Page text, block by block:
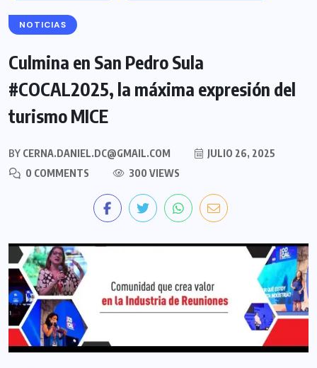
NOTICIAS
Culmina en San Pedro Sula
#COCAL2025, la máxima expresión del
turismo MICE
BY CERNA.DANIEL.DC@GMAIL.COM
JULIO 26, 2025
0 COMMENTS
300 VIEWS